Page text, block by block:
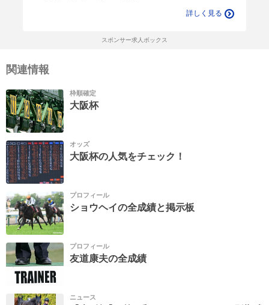
詳しく見る
スポンサー求人ボックス
関連情報
枠順確定
大阪杯
オッズ
大阪杯の人気をチェック！
プロフィール
ショウヘイの全成績と掲示板
プロフィール
友道康夫の全成績
ニュース